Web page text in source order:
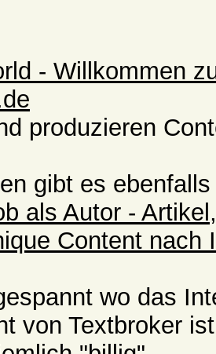
- Willkommen
produzieren
gibt es
als Autor -
Content nach
wo das
von Textbroker